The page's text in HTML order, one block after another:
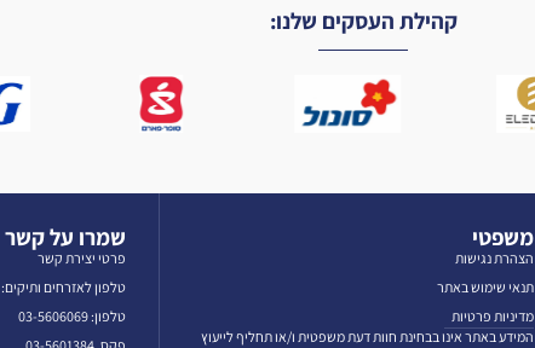
קהילת העסקים שלנו:
משפטי
הצהרת נגישות
תנאי שימוש באתר
מדיניות פרטיות
המידע באתר אינו בבחינת חוות דעת משפטית ו/או תחליף לייעוץ
שמרו על קשר
פרטי יצירת קשר
טלפון לאזרחים ותיקים: 074-7002200
טלפון: 03-5606069